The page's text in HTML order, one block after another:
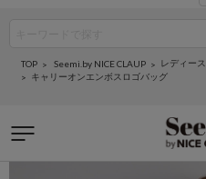
TOP Seemi.by NICE CLAUP レディース
キャリーオンエンボスロゴバッグ